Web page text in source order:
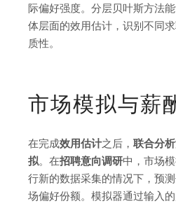
际偏好强度。分层贝叶斯方法
体层面的效用估计，识别不同
质性。
市场模拟与薪
在完成效用估计之后， 联合分
拟。在招聘意向调研中，市场
行新的数据采集的情况下，预
场偏好份额。模拟器通过输入